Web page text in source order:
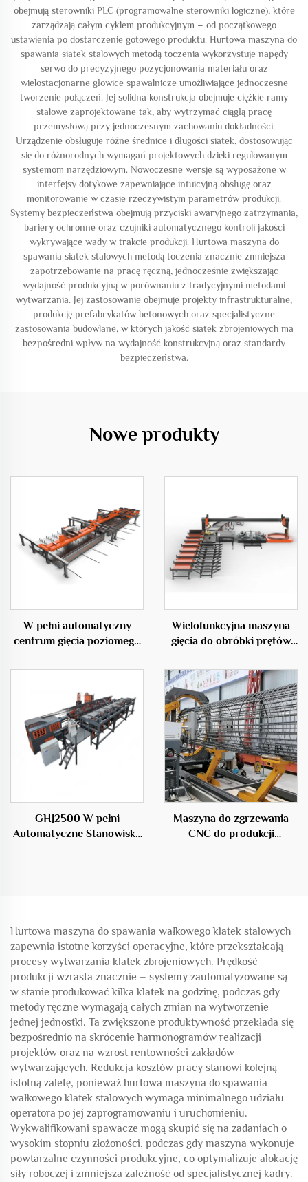
obejmują sterowniki PLC (programowalne sterowniki logiczne), które
zarządzają całym cyklem produkcyjnym – od początkowego
ustawienia po dostarczenie gotowego produktu. Hurtowa maszyna do
spawania siatek stalowych metodą toczenia wykorzystuje napędy
serwo do precyzyjnego pozycjonowania materiału oraz
wielostacjonarne głowice spawalnicze umożliwiające jednoczesne
tworzenie połączeń. Jej solidna konstrukcja obejmuje ciężkie ramy
stalowe zaprojektowane tak, aby wytrzymać ciągłą pracę
przemysłową przy jednoczesnym zachowaniu dokładności.
Urządzenie obsługuje różne średnice i długości siatek, dostosowując
się do różnorodnych wymagań projektowych dzięki regulowanym
systemom narzędziowym. Nowoczesne wersje są wyposażone w
interfejsy dotykowe zapewniające intuicyjną obsługę oraz
monitorowanie w czasie rzeczywistym parametrów produkcji.
Systemy bezpieczeństwa obejmują przyciski awaryjnego zatrzymania,
bariery ochronne oraz czujniki automatycznego kontroli jakości
wykrywające wady w trakcie produkcji. Hurtowa maszyna do
spawania siatek stalowych metodą toczenia znacznie zmniejsza
zapotrzebowanie na pracę ręczną, jednocześnie zwiększając
wydajność produkcyjną w porównaniu z tradycyjnymi metodami
wytwarzania. Jej zastosowanie obejmuje projekty infrastrukturalne,
produkcję prefabrykatów betonowych oraz specjalistyczne
zastosowania budowlane, w których jakość siatek zbrojeniowych ma
bezpośredni wpływ na wydajność konstrukcyjną oraz standardy
bezpieczeństwa.
Nowe produkty
W pełni automatyczny
centrum gięcia poziomego
Wielofunkcyjna maszyna
gięcia do obróbki prętów
GHJ2500 W pełni
Automatyczne Stanowisko
Maszyna do zgrzewania
CNC do produkcji
Hurtowa maszyna do spawania wałkowego klatek stalowych
zapewnia istotne korzyści operacyjne, które przekształcają
procesy wytwarzania klatek zbrojeniowych. Prędkość
produkcji wzrasta znacznie – systemy zautomatyzowane są
w stanie produkować kilka klatek na godzinę, podczas gdy
metody ręczne wymagają całych zmian na wytworzenie
jednej jednostki. Ta zwiększone produktywność przekłada się
bezpośrednio na skrócenie harmonogramów realizacji
projektów oraz na wzrost rentowności zakładów
wytwarzających. Redukcja kosztów pracy stanowi kolejną
istotną zaletę, ponieważ hurtowa maszyna do spawania
wałkowego klatek stalowych wymaga minimalnego udziału
operatora po jej zaprogramowaniu i uruchomieniu.
Wykwalifikowani spawacze mogą skupić się na zadaniach o
wysokim stopniu złożoności, podczas gdy maszyna wykonuje
powtarzalne czynności produkcyjne, co optymalizuje alokację
siły roboczej i zmniejsza zależność od specjalistycznej kadry.